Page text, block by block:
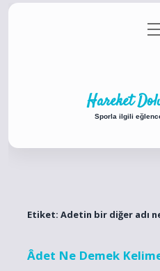
Gizlilik
aç
Hareket
Sporla ilgili
Etiket: Adetin bir diğer adı
Âdet Ne Demek